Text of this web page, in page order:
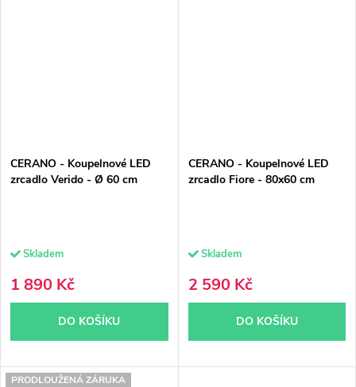
CERANO - Koupelnové LED
zrcadlo Verido - Ø 60 cm
Skladem
1 890 Kč
DO KOŠÍKU
CERANO - Koupelnové LED
zrcadlo Fiore - 80x60 cm
Skladem
2 590 Kč
DO KOŠÍKU
PRODLOUŽENÁ ZÁRUKA